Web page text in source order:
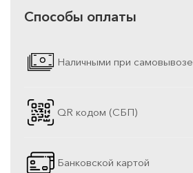
Способы оплаты
Наличными при самовывозе
QR кодом (СБП)
Банковской картой